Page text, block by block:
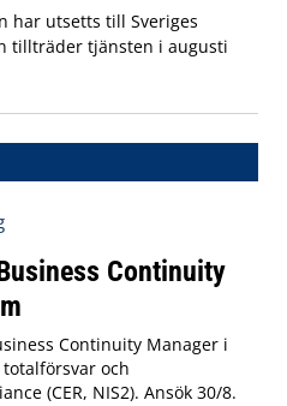
har utsetts till Sveriges
tillträder tjänsten i augusti
Continuity
Continuity Manager i
och
(CER, NIS2). Ansök 30/8.